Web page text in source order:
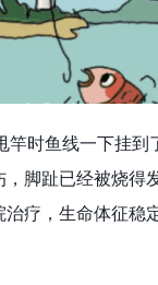
时鱼线一下挂到
脚趾已经被烧得
疗，生命体征稳